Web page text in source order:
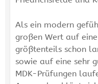
Als ein modern
großen Wert auf
größtenteils schon
sowie auf eine sehr
MDK-Prüfungen